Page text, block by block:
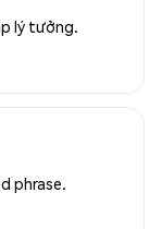
lý tưởng.
phrase.